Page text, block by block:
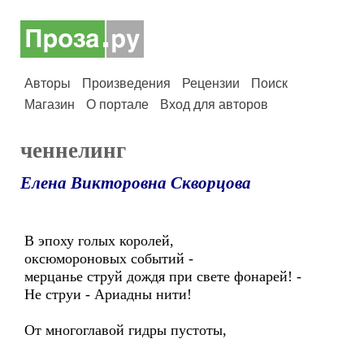
Авторы Произведения Рецензии
Поиск
Магазин
О портале Вход для авторов
ченнелинг
Елена Викторовна Скворцова
В эпоху голых королей,
оксюмороновых событий -
мерцанье струй дождя при свете фонарей! -
Не струи - Ариадны нити!
От многоглавой гидры пустоты,